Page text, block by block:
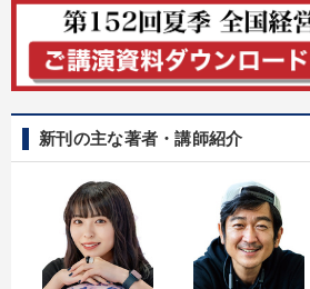
新刊の主な著者・講師紹介